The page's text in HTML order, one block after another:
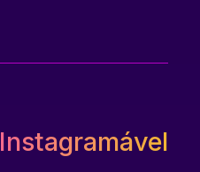
Instagramável